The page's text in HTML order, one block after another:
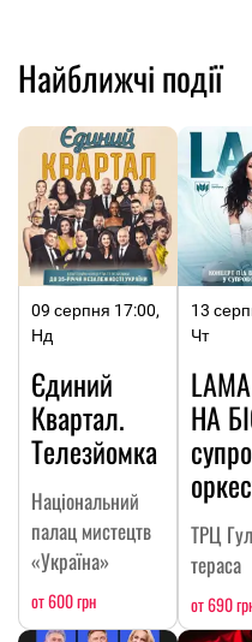
Найближчі події
09 серпня 17:00,
Нд
Єдиний
Квартал.
Телезйомка
Національний
палац мистецтв
«Україна»
от 600 грн
13
Чт
НА
ТРЦ
тераса
от 690